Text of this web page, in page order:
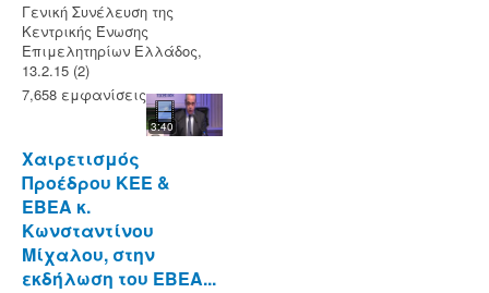
Γενική Συνέλευση της
Κεντρικής Ένωσης
Επιμελητηρίων Ελλάδος,
13.2.15 (2)
7,658 εμφανίσεις
3:40
Χαιρετισμός
Προέδρου ΚΕΕ &
ΕΒΕΑ κ.
Κωνσταντίνου
Μίχαλου, στην
εκδήλωση του ΕΒΕΑ...